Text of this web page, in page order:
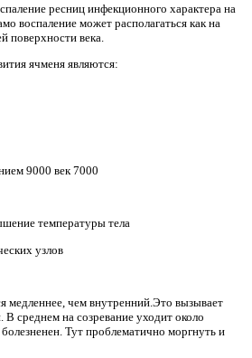
ресниц инфекционного характера на
воспаление может располагаться как на
поверхности века.
ячменя являются:
9000 век 7000
температуры тела
узлов
медленнее, чем внутренний.Это вызывает
среднем на созревание уходит около
Тут проблематично моргнуть и